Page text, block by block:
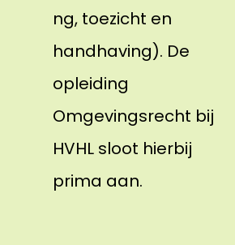
ng, toezicht en
handhaving). De
opleiding
Omgevingsrecht bij
HVHL sloot hierbij
prima aan.